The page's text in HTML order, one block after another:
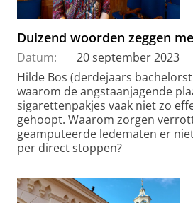
Duizend woorden zeggen
Datum:
20 september 2023
Hilde Bos (derdejaars
waarom de angstaanjagende
sigarettenpakjes vaak niet zo
gehoopt. Waarom zorgen
geamputeerde ledematen er
per direct stoppen?